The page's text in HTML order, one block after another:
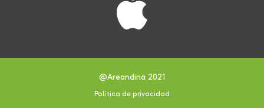
@Areandina 2021
Política de privacidad